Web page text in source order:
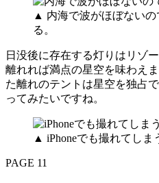
▲ 内海で波がほぼないの
る。
日没後に存在する灯りはリゾ
離れれば満点の星空を味わえ
た離れのテントは星空を独占
ってみたいですね。
▲ iPhoneでも撮れてしま
PAGE 11